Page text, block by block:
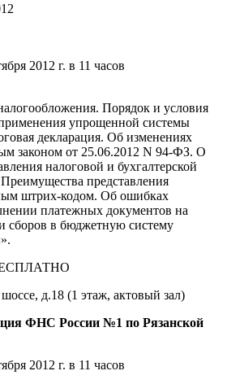
2012 г. в 11 часов
Порядок и условия
упрощенной системы
декларация. Об изменениях
законом от 25.06.2012 N 94-ФЗ. О
налоговой и бухгалтерской
представления
штрих-кодом. Об ошибках
платежных документов на
сборов в бюджетную систему
д.18 (1 этаж, актовый зал)
ФНС России №1 по Рязанской
2012 г. в 11 часов